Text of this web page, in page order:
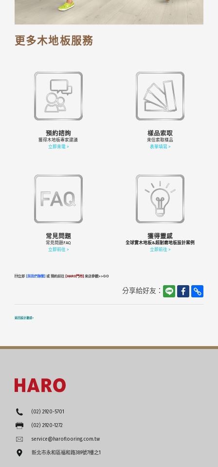
更多木地板服務
預約諮詢
獲得木地板專家建議
立即來電 >
樣品索取
來信索取樣品
表單填寫 >
常見問題
常見問題FAQ
立即前往 >
獲得靈感
全球實木地板&超耐磨地板設計案例
立即前往 >
立即 [與我們聯繫] 或 預約前往 [HARO門市] 來店參觀>>GO
分享給好友：
返回設計靈感>
(02) 2920-5701
(02) 2920-1272
service@haroflooring.com.tw
新北市永和區福和路389號7樓之1